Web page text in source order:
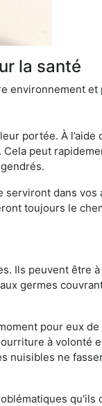
la santé
environnement
portée. À
. Cela peut
serviront dans
toujours le
Ils peuvent être
germes
pour eux
à volonté
nuisibles ne
qu'ils